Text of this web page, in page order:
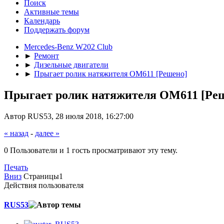
Поиск
Активные темы
Календарь
Поддержать форум
Mercedes-Benz W202 Club
► Ремонт
► Дизельные двигатели
► Прыгает ролик натяжителя ОМ611 [Решено]
Прыгает ролик натяжителя ОМ611
Автор RUS53, 28 июля 2018, 16:27:00
« назад - далее »
0 Пользователи и 1 гость просматривают эту тему.
Печать
Вниз Страницы1
Действия пользователя
RUS53